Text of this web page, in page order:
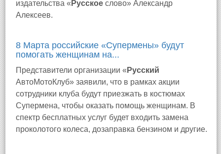
издательства « Русское слово» Александр
Алексеев.
8 Марта российские «Супермены» будут
помогать женщинам на...
Представители организации « Русский
АвтоМотоКлуб» заявили, что в рамках акции
сотрудники клуба будут приезжать в костюмах
Супермена, чтобы оказать помощь женщинам. В
спектр бесплатных услуг будет входить замена
проколотого колеса, дозаправка бензином и другие.